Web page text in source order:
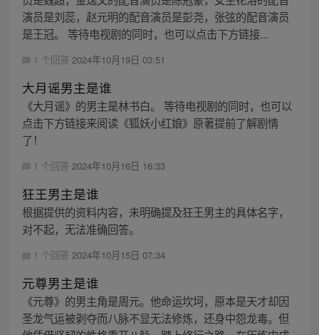
演员是刘蕊，赵元明的配音演员是彭尧，张弦的配音演员
是王冠。 等待电视剧的同时，也可以点击下方链接...
1 个回答 2024年10月19日 03:51
大月谣男主是谁
《大月谣》的男主是林书白。 等待电视剧的同时，也可以
点击下方链接来阅读《狐妖小红娘》原著提前了解剧情
了！
1 个回答 2024年10月16日 16:33
狂王男主是谁
根据提供的资料内容，未明确提及狂王男主的具体名字，
对不起，无法准确回答。
1 个回答 2024年10月15日 07:34
元尊男主是谁
《元尊》的男主角是周元。他命运坎坷，原本是天才却因
圣龙气运被剥夺而八脉不显无法修炼，还身中怨龙毒。但